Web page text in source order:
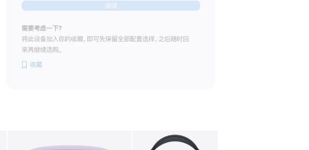
继续
需要考虑一下？
将此设备加入你的收藏，即可先保留全部配置选择，之后随时回
来再继续选购。
收藏